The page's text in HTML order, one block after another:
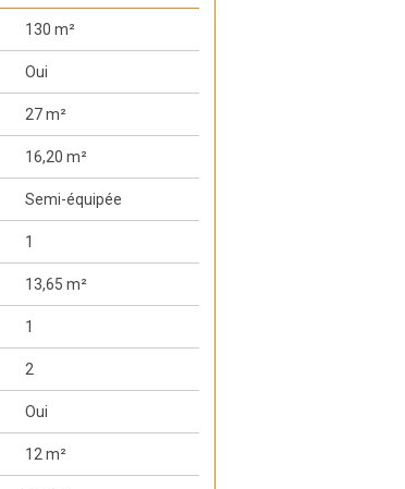
130 m²
Oui
27 m²
16,20 m²
Semi-équipée
1
13,65 m²
1
2
Oui
12 m²